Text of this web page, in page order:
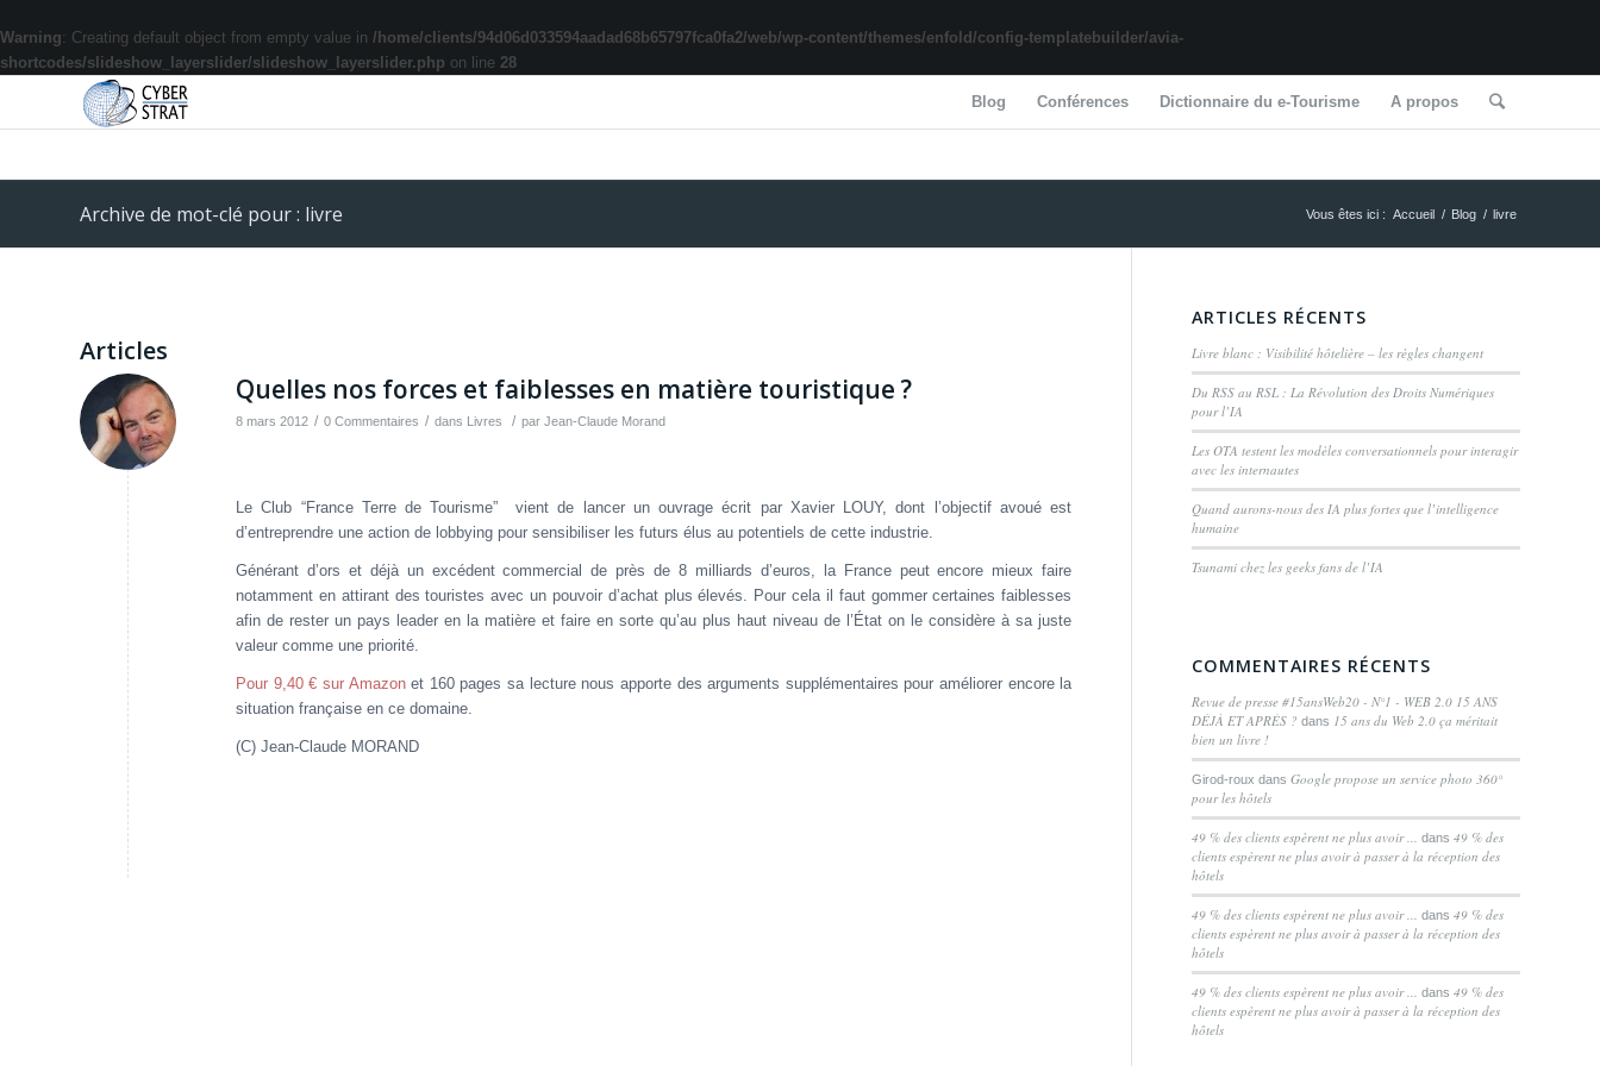
Warning: Creating default object from empty value in /home/clients/94d06d033594aadad68b65797fca0fa2/web/wp-content/themes/enfold/config-templatebuilder/avia-
shortcodes/slideshow_layerslider/slideshow_layerslider.php on line 28
Blog Conférences Dictionnaire du e-Tourisme A propos
Archive de mot-clé pour : livre Vous êtes ici : Accueil / Blog / livre
Articles
Quelles nos forces et faiblesses en matière touristique ?
8 mars 2012 / 0 Commentaires / dans Livres / par Jean-Claude Morand
Le Club “France Terre de Tourisme” vient de lancer un ouvrage écrit par Xavier LOUY, dont l’objectif avoué est
d’entreprendre une action de lobbying pour sensibiliser les futurs élus au potentiels de cette industrie.
Générant d’ors et déjà un excédent commercial de près de 8 milliards d’euros, la France peut encore mieux faire
notamment en attirant des touristes avec un pouvoir d’achat plus élevés. Pour cela il faut gommer certaines faiblesses
afin de rester un pays leader en la matière et faire en sorte qu’au plus haut niveau de l’État on le considère à sa juste
valeur comme une priorité.
Pour 9,40 € sur Amazonet 160 pages sa lecture nous apporte des arguments supplémentaires pour améliorer encore la
situation française en ce domaine.
(C) Jean-Claude MORAND
ARTICLES RÉCENTS
Livre blanc : Visibilité hôtelière – les règles changent
Du RSS au RSL : La Révolution des Droits Numériques
pour l’IA
Les OTA testent les modèles conversationnels pour interagir
avec les internautes
Quand aurons-nous des IA plus fortes que l’intelligence
humaine
Tsunami chez les geeks fans de l’IA
COMMENTAIRES RÉCENTS
Revue de presse #15ansWeb20 - N°1 - WEB 2.0 15 ANS
DÉJÀ ET APRÈS ? dans 15 ans du Web 2.0 ça méritait
bien un livre !
Girod-roux dansGoogle propose un service photo 360°
pour les hôtels
49 % des clients espèrent ne plus avoir ... dans49 % des
clients espèrent ne plus avoir à passer à la réception des
hôtels
49 % des clients espèrent ne plus avoir ... dans49 % des
clients espèrent ne plus avoir à passer à la réception des
hôtels
49 % des clients espèrent ne plus avoir ... dans49 % des
clients espèrent ne plus avoir à passer à la réception des
hôtels